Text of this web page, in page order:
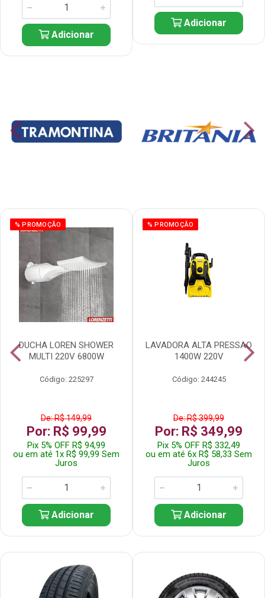
Adicionar
Adicionar
% PROMOÇÃO
DUCHA LOREN SHOWER
MULTI 220V 6800W
Código: 225297
De: R$ 149,99
Por: R$ 99,99
Pix 5% OFF R$ 94,99
ou em até 1x R$ 99,99 Sem
Juros
Adicionar
% PROMOÇÃO
LAVADORA ALTA PRESSAO
1400W 220V
Código: 244245
De: R$ 399,99
Por: R$ 349,99
Pix 5% OFF R$ 332,49
ou em até 6x R$ 58,33 Sem
Juros
Adicionar